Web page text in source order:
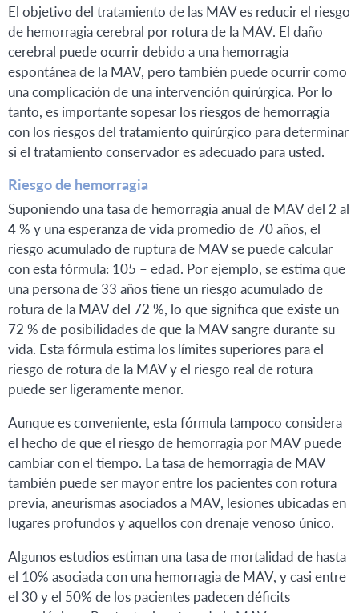
El objetivo del tratamiento de las MAV es reducir el riesgo
de hemorragia cerebral por rotura de la MAV. El daño
cerebral puede ocurrir debido a una hemorragia
espontánea de la MAV, pero también puede ocurrir como
una complicación de una intervención quirúrgica. Por lo
tanto, es importante sopesar los riesgos de hemorragia
con los riesgos del tratamiento quirúrgico para determinar
si el tratamiento conservador es adecuado para usted.
Riesgo de hemorragia
Suponiendo una tasa de hemorragia anual de MAV del 2 al
4 % y una esperanza de vida promedio de 70 años, el
riesgo acumulado de ruptura de MAV se puede calcular
con esta fórmula: 105 – edad. Por ejemplo, se estima que
una persona de 33 años tiene un riesgo acumulado de
rotura de la MAV del 72 %, lo que significa que existe un
72 % de posibilidades de que la MAV sangre durante su
vida. Esta fórmula estima los límites superiores para el
riesgo de rotura de la MAV y el riesgo real de rotura
puede ser ligeramente menor.
Aunque es conveniente, esta fórmula tampoco considera
el hecho de que el riesgo de hemorragia por MAV puede
cambiar con el tiempo. La tasa de hemorragia de MAV
también puede ser mayor entre los pacientes con rotura
previa, aneurismas asociados a MAV, lesiones ubicadas en
lugares profundos y aquellos con drenaje venoso único.
Algunos estudios estiman una tasa de mortalidad de hasta
el 10% asociada con una hemorragia de MAV, y casi entre
el 30 y el 50% de los pacientes padecen déficits